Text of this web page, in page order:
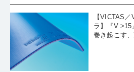
【VICTAS
ラ】『V >15
巻き起こす